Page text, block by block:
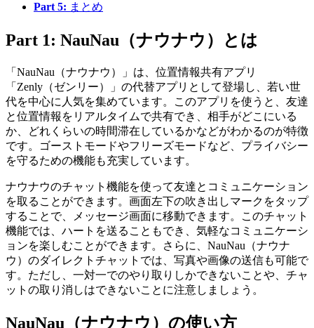
Part 5: まとめ
Part 1: NauNau（ナウナウ）とは
「NauNau（ナウナウ）」は、位置情報共有アプリ
「Zenly（ゼンリー）」の代替アプリとして登場し、若い世
代を中心に人気を集めています。このアプリを使うと、友達
と位置情報をリアルタイムで共有でき、相手がどこにいる
か、どれくらいの時間滞在しているかなどがわかるのが特徴
です。ゴーストモードやフリーズモードなど、プライバシー
を守るための機能も充実しています。
ナウナウのチャット機能を使って友達とコミュニケーション
を取ることができます。画面左下の吹き出しマークをタップ
することで、メッセージ画面に移動できます。このチャット
機能では、ハートを送ることもでき、気軽なコミュニケーシ
ョンを楽しむことができます。さらに、NauNau（ナウナ
ウ）のダイレクトチャットでは、写真や画像の送信も可能で
す。ただし、一対一でのやり取りしかできないことや、チャ
ットの取り消しはできないことに注意しましょう。
NauNau（ナウナウ）の使い方